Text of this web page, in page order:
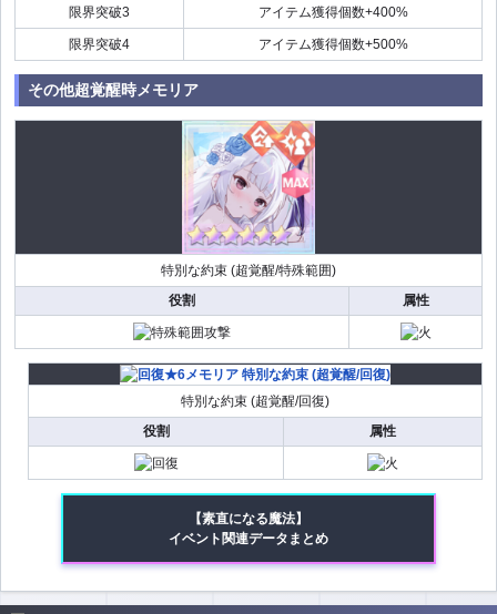
限界突破3 アイテム獲得個数+400%
限界突破4 アイテム獲得個数+500%
その他超覚醒時メモリア
特別な約束 (超覚醒/特殊範囲)
役割
属性
特別な約束 (超覚醒/回復)
役割
属性
【素直になる魔法】
イベント関連データまとめ